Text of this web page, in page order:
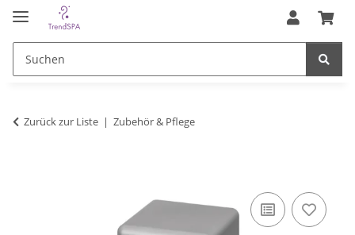
Zurück zur Liste Zubehör & Pflege